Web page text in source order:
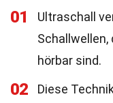
01
Ultraschall
hörbar sind.
02
Diese